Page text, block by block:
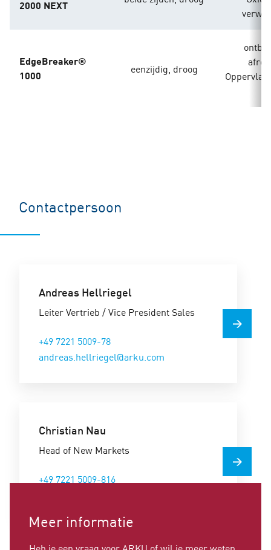
2000 NEXT
EdgeBreaker®
1000
eenzijdig, droog
Contactpersoon
Andreas Hellriegel
Leiter Vertrieb / Vice President Sales
+49 7221 5009-78
andreas.hellriegel@arku.com
Christian Nau
Head of New Markets
+49 7221 5009-816
Meer informatie